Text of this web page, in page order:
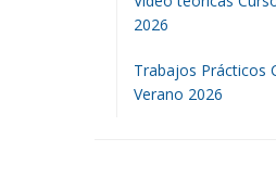
2026
Trabajos Prácticos
Verano 2026